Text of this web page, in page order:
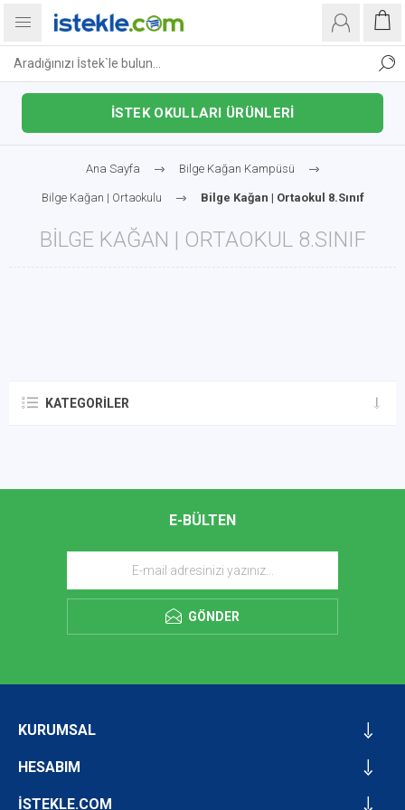
İSTEK OKULLARI ÜRÜNLERİ
Ana Sayfa Bilge Kağan Kampüsü
Bilge Kağan | Ortaokulu Bilge Kağan | Ortaokul 8.Sınıf
BILGE KAĞAN | ORTAOKUL 8.SINIF
KATEGORILER
E-BÜLTEN
GÖNDER
KURUMSAL
HESABIM
İSTEKLE.COM